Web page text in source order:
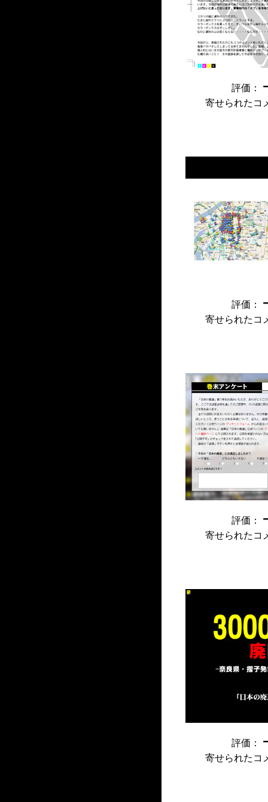
評価：
寄せられたコ
評価：
寄せられたコ
評価：
寄せられたコ
評価：
寄せられたコ